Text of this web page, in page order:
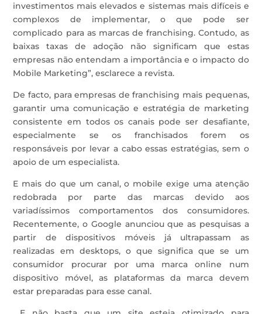
investimentos mais elevados e sistemas mais difíceis e
complexos de implementar, o que pode ser
complicado para as marcas de franchising. Contudo, as
baixas taxas de adoção não significam que estas
empresas não entendam a importância e o impacto do
Mobile Marketing”, esclarece a revista.
De facto, para empresas de franchising mais pequenas,
garantir uma comunicação e estratégia de marketing
consistente em todos os canais pode ser desafiante,
especialmente se os franchisados forem os
responsáveis por levar a cabo essas estratégias, sem o
apoio de um especialista.
E mais do que um canal, o mobile exige uma atenção
redobrada por parte das marcas devido aos
variadíssimos comportamentos dos consumidores.
Recentemente, o Google anunciou que as pesquisas a
partir de dispositivos móveis já ultrapassam as
realizadas em desktops, o que significa que se um
consumidor procurar por uma marca online num
dispositivo móvel, as plataformas da marca devem
estar preparadas para esse canal.